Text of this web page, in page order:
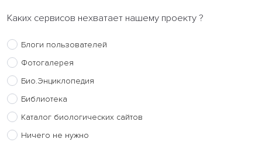
Каких сервисов нехватает нашему проекту ?
Блоги пользователей
Фотогалерея
Био.Энциклопедия
Библиотека
Каталог биологических сайтов
Ничего не нужно